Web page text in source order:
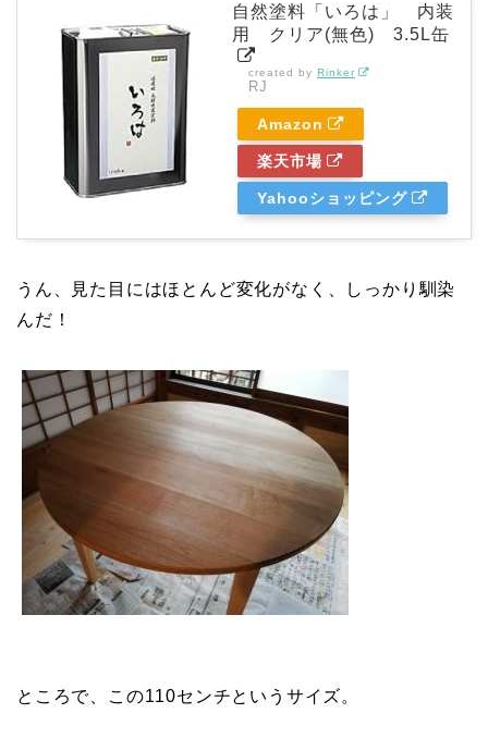
自然塗料「いろは」 内装
用 クリア(無色) 3.5L缶
created by Rinker
RJ
Amazon
楽天市場
Yahooショッピング
うん、見た目にはほとんど変化がなく、しっかり馴染
んだ！
ところで、この110センチというサイズ。